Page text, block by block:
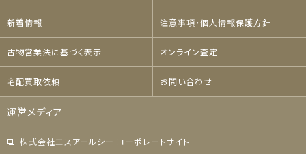
新着情報 注意事項・個人情報保護方針
古物営業法に基づく表示 オンライン査定
宅配買取依頼 お問い合わせ
運営メディア
株式会社エスアールシー コーポレートサイト